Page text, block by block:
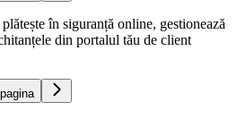
în siguranță online, gestionează
din portalul tău de client